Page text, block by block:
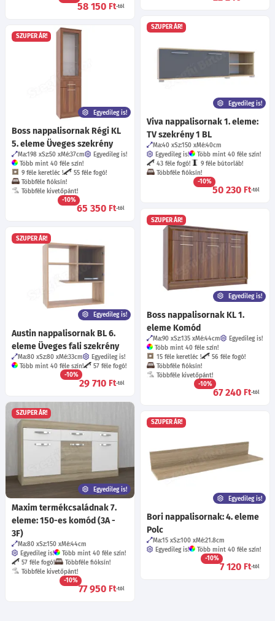
58 150 Ft-tól
SZUPER ÁR!
Egyedileg is!
Viva nappalisornak 1. eleme:
TV szekrény 1 BL
Ma:40 Sz:150 Mé:40cm
Egyedileg is!
Több mint 40 féle szín!
43 féle fogó!
9 féle bútorláb!
Többféle fióksín!
-10%
50 230 Ft-tól
SZUPER ÁR!
Egyedileg is!
Boss nappalisornak Régi KL
5. eleme Üveges szekrény
Ma:198 Sz:50 Mé:37cm
Egyedileg is!
Több mint 40 féle szín!
9 féle keretléc !
55 féle fogó!
Többféle fióksín!
Többféle kivetőpánt!
-10%
65 350 Ft-tól
SZUPER ÁR!
Egyedileg is!
Boss nappalisornak KL 1.
eleme Komód
Ma:90 Sz:135 Mé:44cm
Egyedileg is!
Több mint 40 féle szín!
15 féle keretléc !
56 féle fogó!
Többféle fióksín!
Többféle kivetőpánt!
-10%
67 240 Ft-tól
SZUPER ÁR!
Egyedileg is!
Austin nappalisornak BL 6.
eleme Üveges fali szekrény
Ma:80 Sz:80 Mé:33cm
Egyedileg is!
Több mint 40 féle szín!
57 féle fogó!
-10%
29 710 Ft-tól
SZUPER ÁR!
Egyedileg is!
Maxim termékcsaládnak 7.
eleme: 150-es komód (3A -
3F)
Ma:80 Sz:150 Mé:44cm
Egyedileg is!
Több mint 40 féle szín!
57 féle fogó!
Többféle fióksín!
Többféle kivetőpánt!
-10%
77 950 Ft-tól
SZUPER ÁR!
Egyedileg is!
Bori nappalisornak: 4. eleme
Polc
Ma:15 Sz:100 Mé:21.8cm
Egyedileg is!
Több mint 40 féle szín!
-10%
7 120 Ft-tól